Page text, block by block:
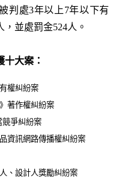
判處3年以上7年以下有
並處罰金524人。
十大案：
權糾紛案
著作權糾紛案
競爭糾紛案
資訊網路傳播權糾紛案
、設計人獎勵糾紛案